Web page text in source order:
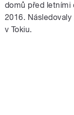
domů před letními
2016.
v Tokiu.